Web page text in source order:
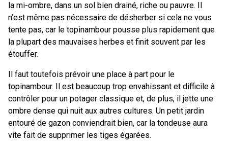
la mi-ombre, dans un sol bien drainé, riche ou pauvre. Il
n’est même pas nécessaire de désherber si cela ne vous
tente pas, car le topinambour pousse plus rapidement que
la plupart des mauvaises herbes et finit souvent par les
étouffer.
Il faut toutefois prévoir une place à part pour le
topinambour. Il est beaucoup trop envahissant et difficile à
contrôler pour un potager classique et, de plus, il jette une
ombre dense qui nuit aux autres cultures. Un petit jardin
entouré de gazon conviendrait bien, car la tondeuse aura
vite fait de supprimer les tiges égarées.